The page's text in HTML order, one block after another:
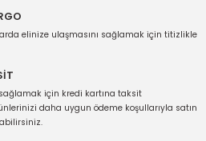
görüntülenemiyor.
daha pahalı.
elinize ulaşmasını sağlamak için titizlikle
için kredi kartına taksit
daha uygun ödeme koşullarıyla satın